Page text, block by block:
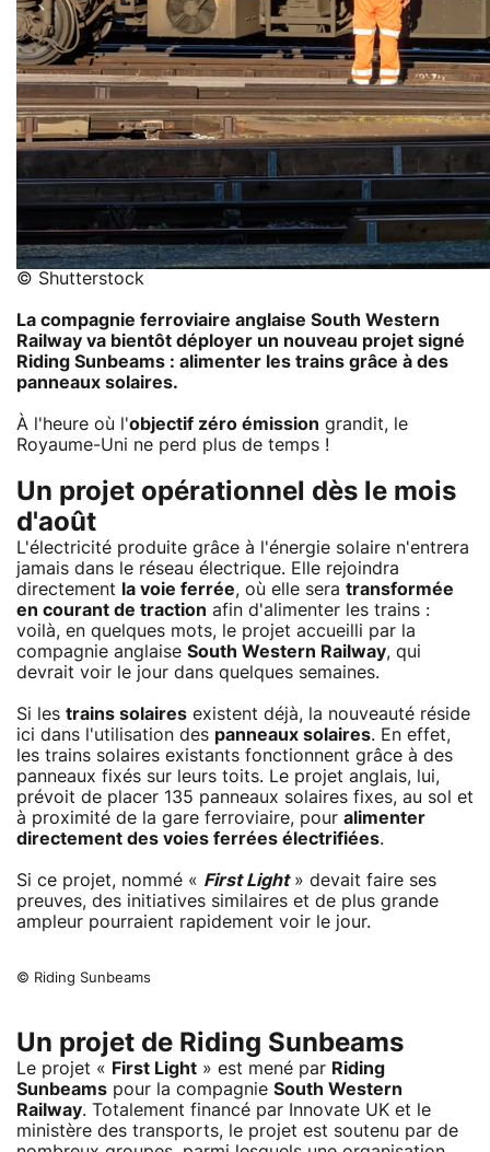
© Shutterstock
La compagnie ferroviaire anglaise South Western
Railway va bientôt déployer un nouveau projet signé
Riding Sunbeams : alimenter les trains grâce à des
panneaux solaires.
À l'heure où l'objectif zéro émission grandit, le
Royaume-Uni ne perd plus de temps !
Un projet opérationnel dès le mois
d'août
L'électricité produite grâce à l'énergie solaire n'entrera
jamais dans le réseau électrique. Elle rejoindra
directement
la voie ferrée, où elle sera transformée
en courant de traction afin d'alimenter les trains :
voilà, en quelques mots, le projet accueilli par la
compagnie anglaise South Western Railway, qui
devrait voir le jour dans quelques semaines.
Si les trains solaires existent déjà, la nouveauté réside
ici dans l'utilisation des panneaux solaires. En effet,
les trains solaires existants fonctionnent grâce à des
panneaux fixés sur leurs toits. Le projet anglais, lui,
prévoit de placer 135 panneaux solaires fixes, au sol et
à proximité de la gare ferroviaire, pour alimenter
directement des voies ferrées électrifiées.
Si ce projet, nommé « First Light» devait faire ses
preuves, des initiatives similaires et de plus grande
ampleur pourraient rapidement voir le jour.
© Riding Sunbeams
Un projet de Riding Sunbeams
Le projet « First Light » est mené par Riding
Sunbeams pour la compagnie South Western
Railway. Totalement financé par Innovate UK et le
ministère des transports, le projet est soutenu par de